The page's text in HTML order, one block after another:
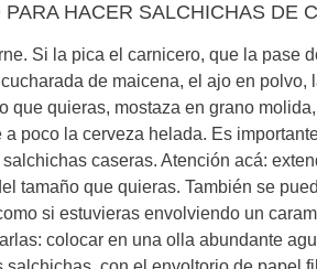
PARA HACER SALCHICHAS DE
Si la pica el carnicero, que la pase
de maicena, el ajo en
que quieras, mostaza en grano
a poco la cerveza helada. Es
salchichas caseras. Atención acá:
tamaño que quieras. También se
si estuvieras envolviendo un
colocar en una olla abundante